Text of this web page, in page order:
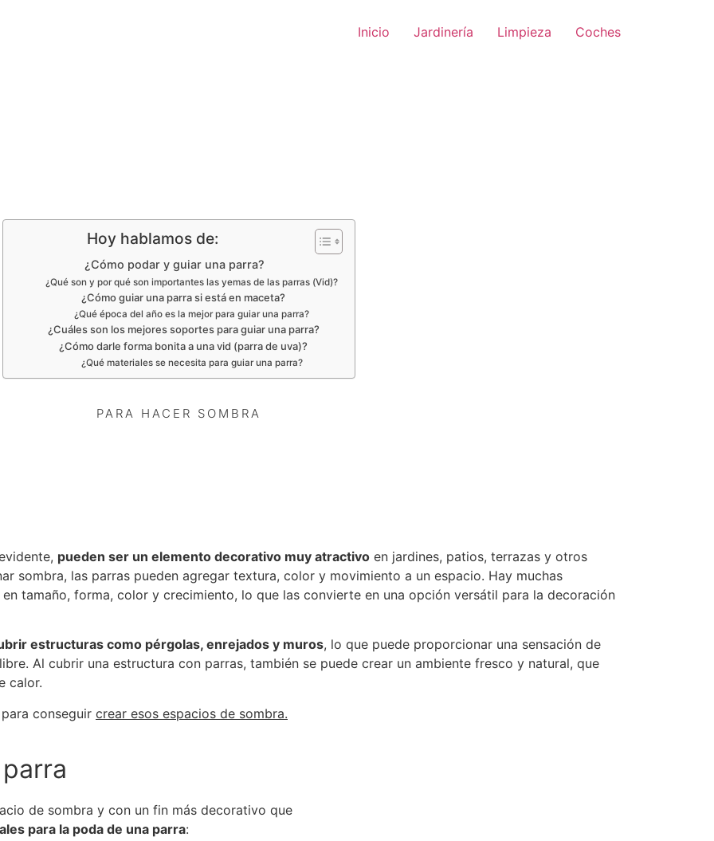
Inicio Jardinería Limpieza Coches
Hoy hablamos de:
¿Cómo podar y guiar una parra?
¿Qué son y por qué son importantes las yemas de las parras (Vid)?
¿Cómo guiar una parra si está en maceta?
¿Qué época del año es la mejor para guiar una parra?
¿Cuáles son los mejores soportes para guiar una parra?
¿Cómo darle forma bonita a una vid (parra de uva)?
¿Qué materiales se necesita para guiar una parra?
PARA HACER SOMBRA
pueden ser un elemento decorativo muy atractivo en jardines, patios, terrazas y otros
sombra, las parras pueden agregar textura, color y movimiento a un espacio. Hay muchas
tamaño, forma, color y crecimiento, lo que las convierte en una opción versátil para la decoración
estructuras como pérgolas, enrejados y muros, lo que puede proporcionar una sensación de
Al cubrir una estructura con parras, también se puede crear un ambiente fresco y natural, que
calor.
conseguir crear esos espacios de sombra.
de sombra y con un fin más decorativo que
para la poda de una parra: